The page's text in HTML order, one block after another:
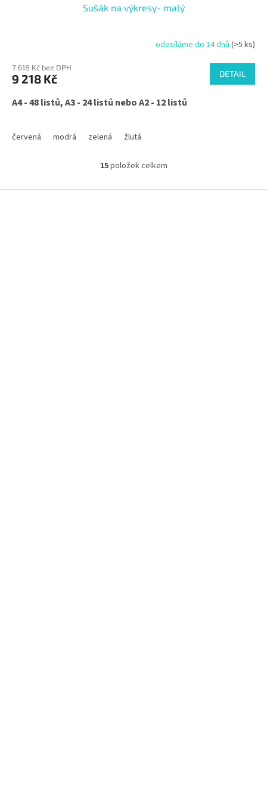
Sušák na výkresy- malý
odesíláme do 14 dnů (>5 ks)
7 618 Kč bez DPH
9 218 Kč DETAIL
A4 - 48 listů, A3 - 24 listů nebo A2 - 12 listů
červená modrá zelená žlutá
O
l
15položek celkem